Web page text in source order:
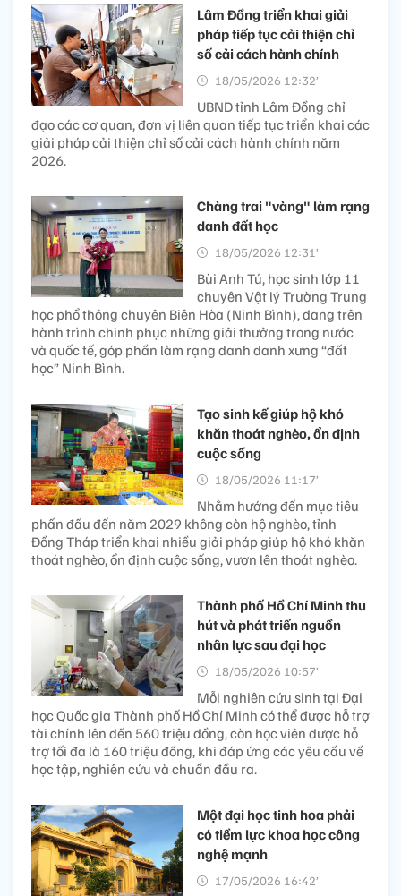
Lâm Đồng triển khai giải
pháp tiếp tục cải thiện chỉ
số cải cách hành chính
18/05/2026 12:32’
UBND tỉnh Lâm Đồng chỉ
đạo các cơ quan, đơn vị liên quan tiếp tục triển khai các
giải pháp cải thiện chỉ số cải cách hành chính năm
2026.
Chàng trai "vàng" làm rạng
danh đất học
18/05/2026 12:31’
Bùi Anh Tú, học sinh lớp 11
chuyên Vật lý Trường Trung
học phổ thông chuyên Biên Hòa (Ninh Bình), đang trên
hành trình chinh phục những giải thưởng trong nước
và quốc tế, góp phần làm rạng danh danh xưng “đất
học” Ninh Bình.
Tạo sinh kế giúp hộ khó
khăn thoát nghèo, ổn định
cuộc sống
18/05/2026 11:17’
Nhằm hướng đến mục tiêu
phấn đấu đến năm 2029 không còn hộ nghèo, tỉnh
Đồng Tháp triển khai nhiều giải pháp giúp hộ khó khăn
thoát nghèo, ổn định cuộc sống, vươn lên thoát nghèo.
Thành phố Hồ Chí Minh thu
hút và phát triển nguồn
nhân lực sau đại học
18/05/2026 10:57’
Mỗi nghiên cứu sinh tại Đại
học Quốc gia Thành phố Hồ Chí Minh có thể được hỗ trợ
tài chính lên đến 560 triệu đồng, còn học viên được hỗ
trợ tối đa là 160 triệu đồng, khi đáp ứng các yêu cầu về
học tập, nghiên cứu và chuẩn đầu ra.
Một đại học tinh hoa phải
có tiềm lực khoa học công
nghệ mạnh
17/05/2026 16:42’